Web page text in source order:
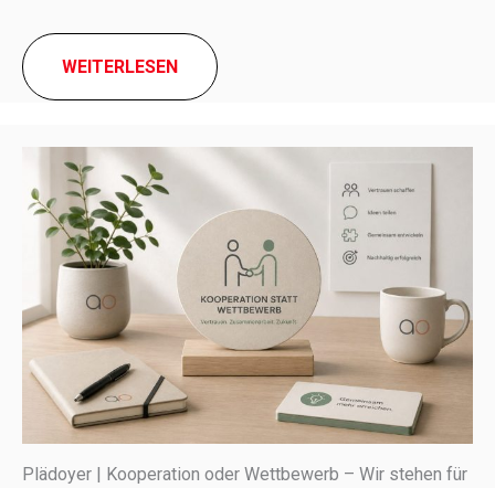
WEITERLESEN
Plädoyer | Kooperation oder Wettbewerb – Wir stehen für